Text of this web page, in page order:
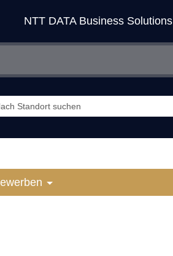
NTT DATA Business Solutions